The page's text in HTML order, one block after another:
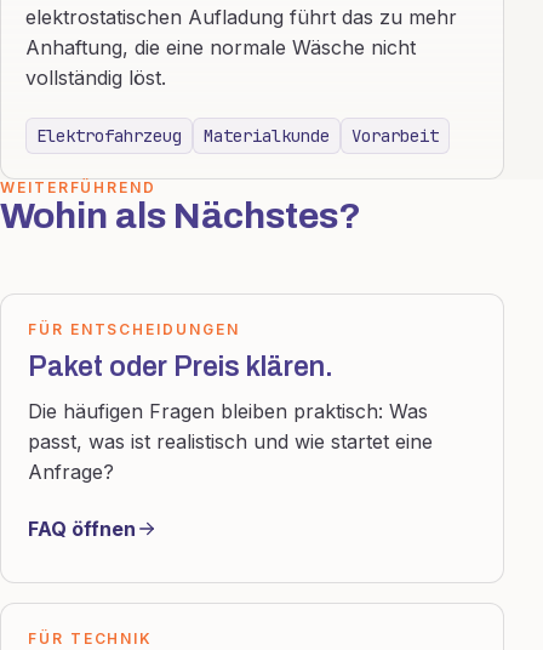
elektrostatischen Aufladung führt das zu mehr
Anhaftung, die eine normale Wäsche nicht
vollständig löst.
Elektrofahrzeug Materialkunde Vorarbeit
WEITERFÜHREND
Wohin als Nächstes?
FÜR ENTSCHEIDUNGEN
Paket oder Preis klären.
Die häufigen Fragen bleiben praktisch: Was
passt, was ist realistisch und wie startet eine
Anfrage?
FAQ öffnen
FÜR TECHNIK